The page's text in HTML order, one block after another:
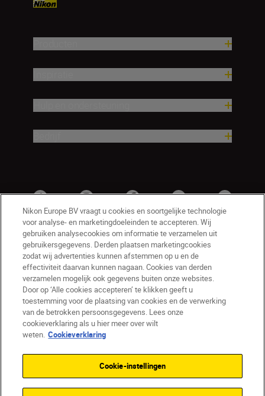
BE(nl) Nikon Sites
Contact opnemen
Privacyverklaring
Gebruiksvoorwaarden
Nikon Store - Algemene voorwaarden
Cookieverklaring
Toegankelijkheid
Cookie-instellingen
Nikon Europe BV vraagt u cookies en soortgelijke technologie
voor analyse- en marketingdoeleinden te accepteren. Wij
gebruiken analysecookies om informatie te verzamelen uit
gebruikersgegevens. Derden plaatsen marketingcookies
zodat wij advertenties kunnen afstemmen op u en de
effectiviteit daarvan kunnen nagaan. Cookies van derden
verzamelen mogelijk ook gegevens buiten onze websites.
Door op ‘Alle cookies accepteren’ te klikken geeft u
toestemming voor de plaatsing van cookies en de verwerking
van de betrokken persoonsgegevens. Lees onze
cookieverklaring als u hier meer over wilt
weten. Cookieverklaring
Cookie-instellingen